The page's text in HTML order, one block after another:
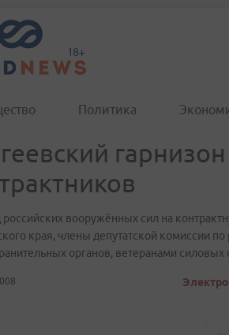
Политика
вооружённых сил на
края, члены депутатской комиссии
органов, ветеранами силовых